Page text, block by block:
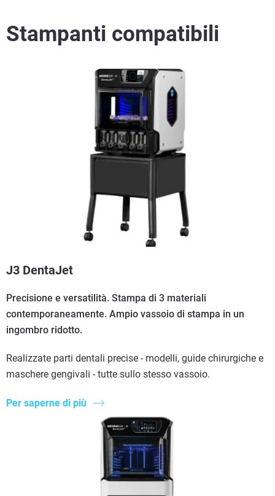
Stampanti compatibili
J3 DentaJet
Precisione e versatilità. Stampa di 3 materiali
contemporaneamente. Ampio vassoio di stampa in un
ingombro ridotto.
Realizzate parti dentali precise - modelli, guide chirurgiche e
maschere gengivali - tutte sullo stesso vassoio.
Per saperne di più